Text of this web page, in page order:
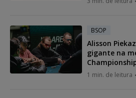
BSOP
Alisson
gigante na
1 min. de leitura